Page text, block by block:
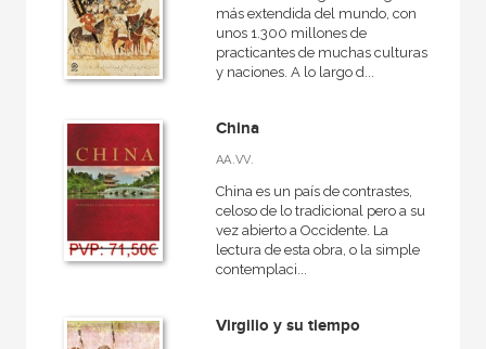
más extendida del mundo, con
unos 1.300 millones de
practicantes de muchas culturas
y naciones. A lo largo d...
China
AA.VV.
China es un país de contrastes,
celoso de lo tradicional pero a su
vez abierto a Occidente. La
lectura de esta obra, o la simple
contemplaci...
Virgilio y su tiempo